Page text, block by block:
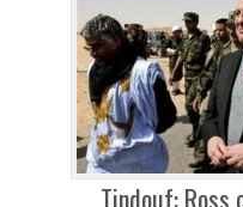
Tindouf: Ross